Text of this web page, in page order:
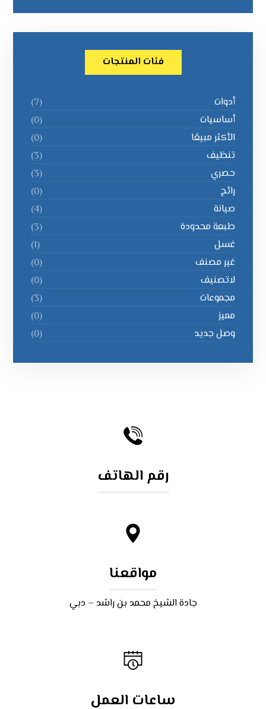
فئات المنتجات
أدوات
(7)
أساسيات
(0)
الأكثر مبيعًا
(0)
تنظيف
(3)
حصري
(3)
رائج
(0)
صيانة
(4)
طبعة محدودة
(3)
غسل
(1)
غير مصنف
(0)
لاتصنیف
(0)
مجموعات
(3)
مميز
(0)
وصل جديد
(0)
رقم الهاتف
مواقعنا
جادة الشيخ محمد بن راشد – دبي
ساعات العمل